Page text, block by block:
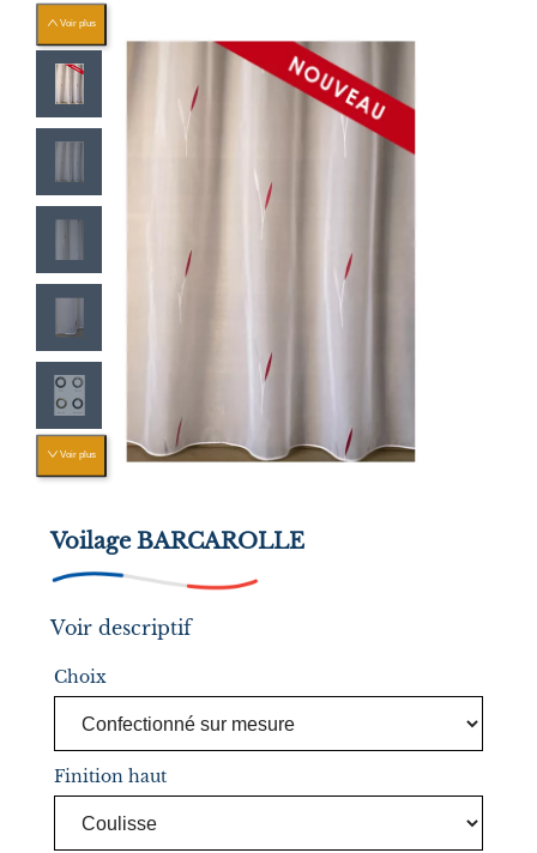
Voir plus
Voir plus
Voilage BARCAROLLE
Voir descriptif
Choix
Finition haut